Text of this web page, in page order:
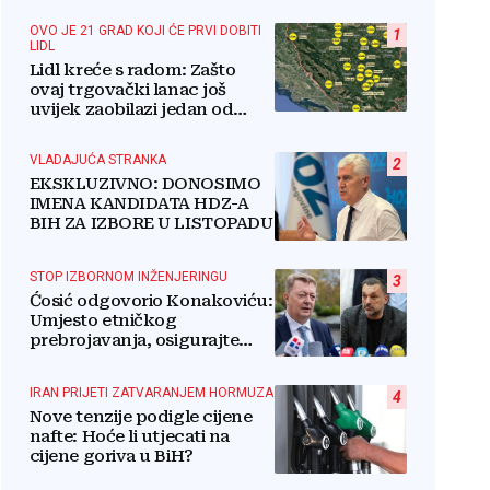
1
OVO JE 21 GRAD KOJI ĆE PRVI DOBITI
LIDL
Lidl kreće s radom: Zašto
ovaj trgovački lanac još
uvijek zaobilazi jedan od
2
VLADAJUĆA STRANKA
EKSKLUZIVNO: DONOSIMO
IMENA KANDIDATA HDZ-A
BIH ZA IZBORE U LISTOPADU
3
STOP IZBORNOM INŽENJERINGU
Ćosić odgovorio Konakoviću:
Umjesto etničkog
prebrojavanja, osigurajte
4
IRAN PRIJETI ZATVARANJEM HORMUZA
Nove tenzije podigle cijene
nafte: Hoće li utjecati na
cijene goriva u BiH?